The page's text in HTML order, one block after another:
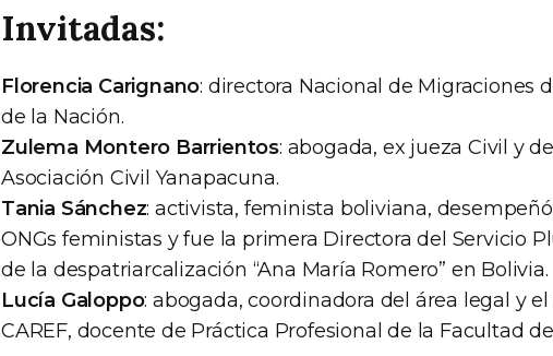
Invitadas:
Florencia Carignano: directora Nacional de Migraciones
de la Nación.
Zulema Montero Barrientos: abogada, ex jueza Civil y
Asociación Civil Yanapacuna.
Tania Sánchez: activista, feminista boliviana,
ONGs feministas y fue la primera Directora del Servicio
de la despatriarcalización “Ana María Romero” en Bolivia.
Lucía Galoppo: abogada, coordinadora del área legal y
CAREF, docente de Práctica Profesional de la Facultad